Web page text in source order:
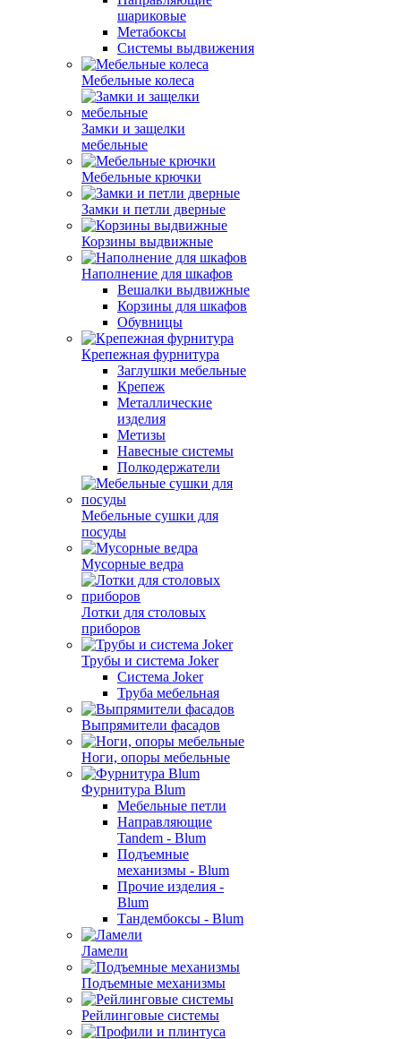
шариковые
Метабоксы
Системы выдвижения
Мебельные колеса
Замки и защелки
мебельные
Мебельные крючки
Замки и петли дверные
Корзины выдвижные
Наполнение для шкафов
Вешалки выдвижные
Корзины для шкафов
Обувницы
Крепежная фурнитура
Заглушки мебельные
Крепеж
Металлические
изделия
Метизы
Навесные системы
Полкодержатели
Мебельные сушки для
посуды
Мусорные ведра
Лотки для столовых
приборов
Трубы и система Joker
Система Joker
Труба мебельная
Выпрямители фасадов
Ноги, опоры мебельные
Фурнитура Blum
Мебельные петли
Направляющие
Tandem - Blum
Подъемные
механизмы - Blum
Прочие изделия -
Blum
Тандембоксы - Blum
Ламели
Подъемные механизмы
Рейлинговые системы